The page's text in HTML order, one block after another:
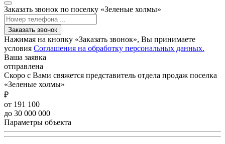
Заказать звонок по поселку «Зеленые холмы»
Заказать звонок
Нажимая на кнопку «Заказать звонок», Вы принимаете
условия Соглашения на обработку персональных данных.
Ваша заявка
отправлена
Скоро с Вами свяжется представитель отдела продаж поселка
«Зеленые холмы»
₽
от 191 100
до 30 000 000
Параметры объекта